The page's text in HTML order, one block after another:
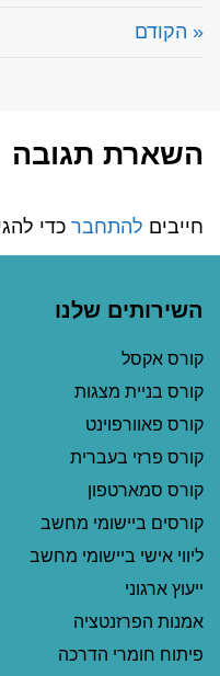
« הקודם
השארת תגובה
חייבים להתחבר כדי
השירותים שלנו
קורס אקסל
קורס בניית מצגות
קורס פאוורפוינט
קורס פרזי בעברית
קורס סמארטפון
קורסים ביישומי מחשב
ליווי אישי ביישומי מחשב
ייעוץ ארגוני
אמנות הפרזנטציה
פיתוח חומרי הדרכה